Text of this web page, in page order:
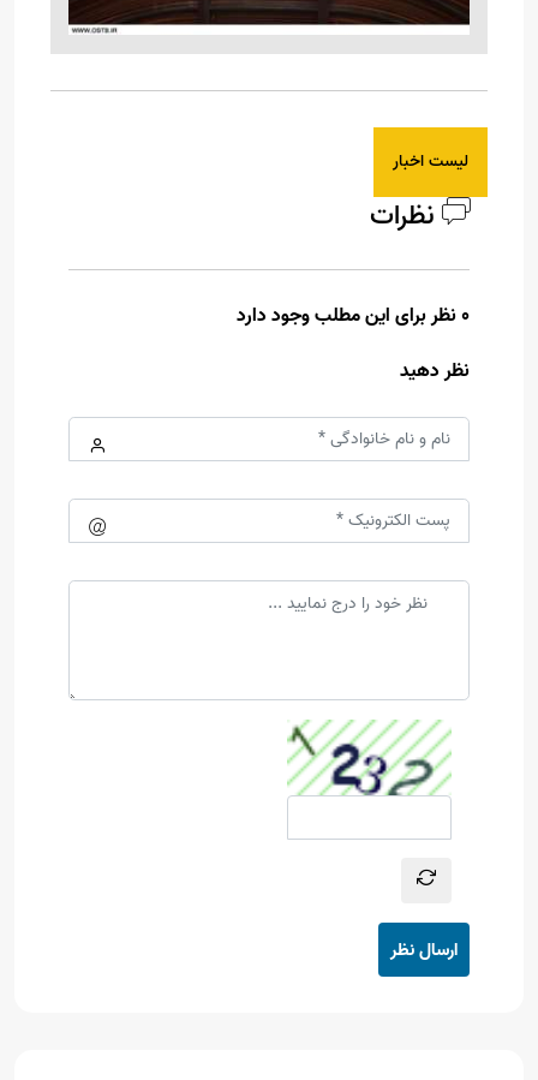
لیست اخبار
نظرات
0 نظر برای این مطلب وجود دارد
نظر دهید
ارسال نظر